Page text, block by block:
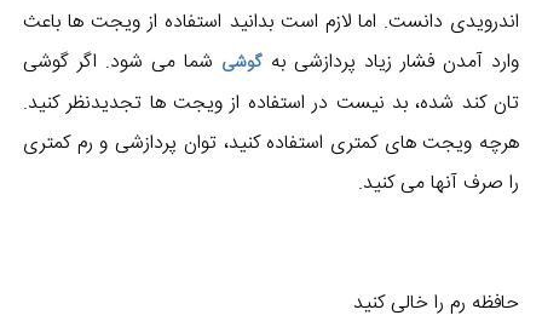
اندرویدی دانست. اما لازم است بدانید استفاده از ویجت ها باعث
وارد آمدن فشار زیاد پردازشی بهگوشی شما می شود. اگر گوشی
تان کند شده، بد نیست در استفاده از ویجت ها تجدیدنظر کنید.
هرچه ویجت های کمتری استفاده کنید، توان پردازشی و رم کمتری
را صرف آنها می کنید.
حافظه رم را خالی کنید